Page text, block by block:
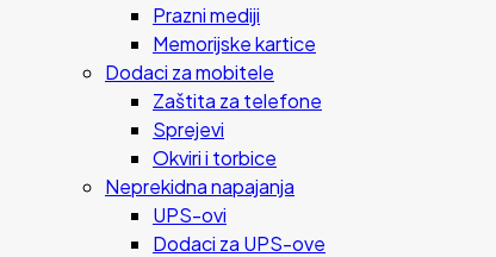
Prazni mediji
Memorijske kartice
Dodaci za mobitele
Zaštita za telefone
Sprejevi
Okviri i torbice
Neprekidna napajanja
UPS-ovi
Dodaci za UPS-ove